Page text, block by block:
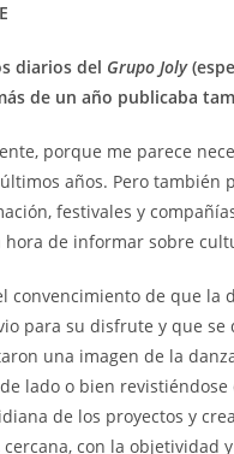
diarios del Grupo Joly
de un año publicaba
porque me parece
años. Pero
festivales y
de informar sobre
convencimiento de que
para su disfrute y que
una imagen de la
lado o bien
de los proyectos y
con la